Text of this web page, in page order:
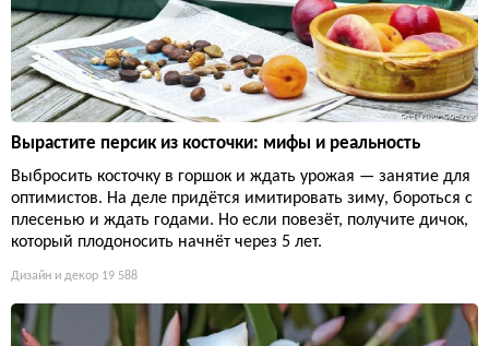
Вырастите персик из косточки: мифы и реальность
Выбросить косточку в горшок и ждать урожая — занятие для
оптимистов. На деле придётся имитировать зиму, бороться с
плесенью и ждать годами. Но если повезёт, получите дичок,
который плодоносить начнёт через 5 лет.
Дизайн и декор 19 588